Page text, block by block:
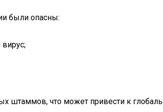
были опасны:
штаммов, что может привести к